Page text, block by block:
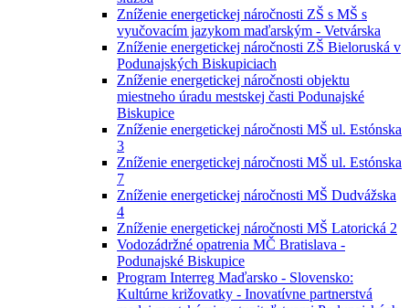
Zníženie energetickej náročnosti ZŠ s MŠ s
vyučovacím jazykom maďarským - Vetvárska
Zníženie energetickej náročnosti ZŠ Bieloruská v
Podunajských Biskupiciach
Zníženie energetickej náročnosti objektu
miestneho úradu mestskej časti Podunajské
Biskupice
Zníženie energetickej náročnosti MŠ ul. Estónska
3
Zníženie energetickej náročnosti MŠ ul. Estónska
7
Zníženie energetickej náročnosti MŠ Dudvážska
4
Zníženie energetickej náročnosti MŠ Latorická 2
Vodozádržné opatrenia MČ Bratislava -
Podunajské Biskupice
Program Interreg Maďarsko - Slovensko:
Kultúrne križovatky - Inovatívne partnerstvá